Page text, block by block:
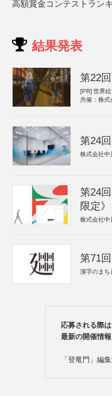
高額賞金コンテストラン
結果発表
第22
[PR] 世界
共催：株式
第24
株式会社中
第24
限定》
株式会社中
第71
漢字のまち
応募される際
最新の開催情報
「登竜門」編